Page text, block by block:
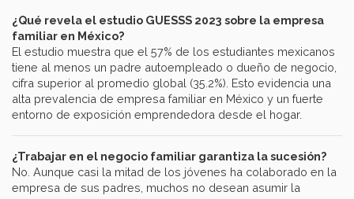
¿Qué revela el estudio GUESSS 2023 sobre la empresa
familiar en México?
El estudio muestra que el 57% de los estudiantes mexicanos
tiene al menos un padre autoempleado o dueño de negocio,
cifra superior al promedio global (35.2%). Esto evidencia una
alta prevalencia de empresa familiar en México y un fuerte
entorno de exposición emprendedora desde el hogar.
¿Trabajar en el negocio familiar garantiza la sucesión?
No. Aunque casi la mitad de los jóvenes ha colaborado en la
empresa de sus padres, muchos no desean asumir la